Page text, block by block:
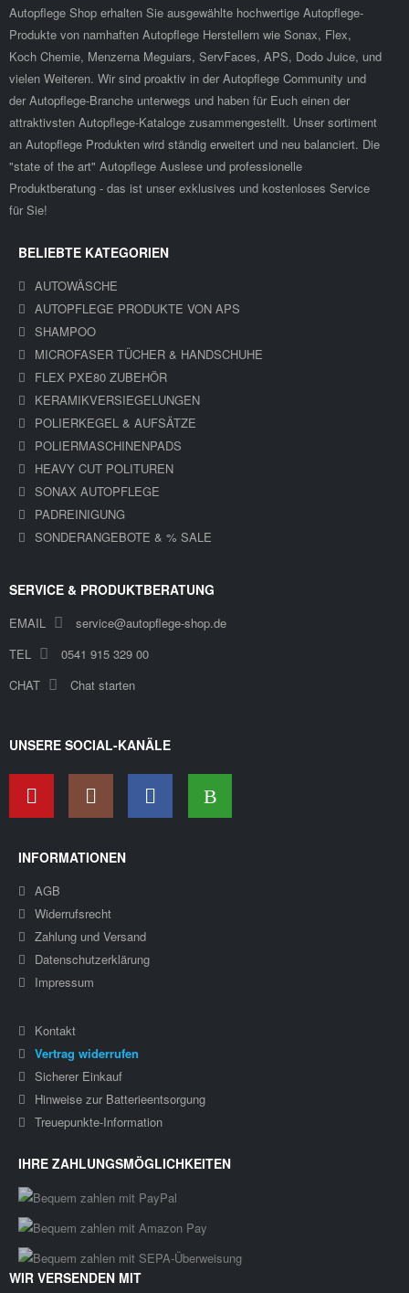
Autopflege Shop erhalten Sie ausgewählte hochwertige Autopflege-
Produkte von namhaften Autopflege Herstellern wie Sonax, Flex,
Koch Chemie, Menzerna Meguiars, ServFaces, APS, Dodo Juice, und
vielen Weiteren. Wir sind proaktiv in der Autopflege Community und
der Autopflege-Branche unterwegs und haben für Euch einen der
attraktivsten Autopflege-Kataloge zusammengestellt. Unser sortiment
an Autopflege Produkten wird ständig erweitert und neu balanciert. Die
"state of the art" Autopflege Auslese und professionelle
Produktberatung - das ist unser exklusives und kostenloses Service
für Sie!
BELIEBTE KATEGORIEN
AUTOWÄSCHE
AUTOPFLEGE PRODUKTE VON APS
SHAMPOO
MICROFASER TÜCHER & HANDSCHUHE
FLEX PXE80 ZUBEHÖR
KERAMIKVERSIEGELUNGEN
POLIERKEGEL & AUFSÄTZE
POLIERMASCHINENPADS
HEAVY CUT POLITUREN
SONAX AUTOPFLEGE
PADREINIGUNG
SONDERANGEBOTE & % SALE
SERVICE & PRODUKTBERATUNG
EMAIL
service@autopflege-shop.de
TEL
0541 915 329 00
CHAT
Chat starten
UNSERE SOCIAL-KANÄLE
INFORMATIONEN
AGB
Widerrufsrecht
Zahlung und Versand
Datenschutzerklärung
Impressum
Kontakt
Vertrag widerrufen
Sicherer Einkauf
Hinweise zur Batterieentsorgung
Treuepunkte-Information
IHRE ZAHLUNGSMÖGLICHKEITEN
WIR VERSENDEN MIT